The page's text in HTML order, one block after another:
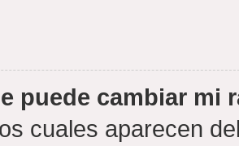
puede cambiar mi
cuales aparecen